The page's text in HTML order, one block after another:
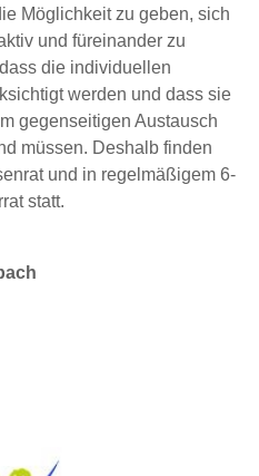
Möglichkeit zu geben, sich
und füreinander zu
die individuellen
werden und dass sie
gegenseitigen Austausch
müssen. Deshalb finden
und in regelmäßigem 6-
statt.